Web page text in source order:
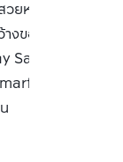
ยหรู แบบ
ของอาคาร ให้
Sands ซื้อ ขาย
ได้ทันที เพื่อ